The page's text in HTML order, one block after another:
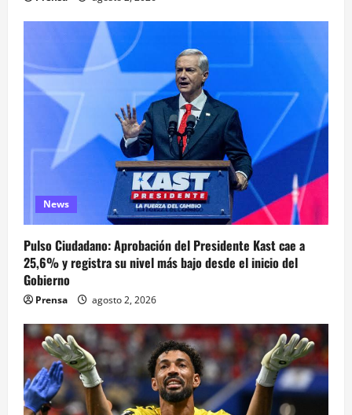
News
Pulso Ciudadano: Aprobación del Presidente Kast cae a
25,6% y registra su nivel más bajo desde el inicio del
Gobierno
Prensa agosto 2, 2026